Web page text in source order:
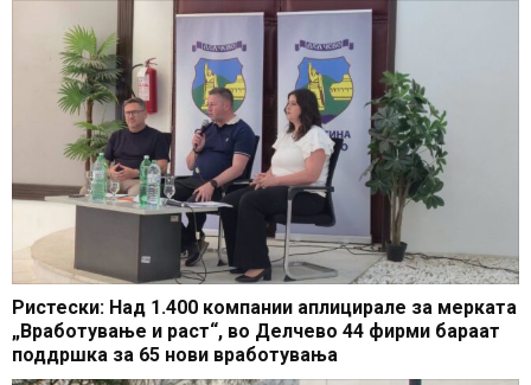
Ристески: Над 1.400 компании аплицирале за мерката
„Вработување и раст“, во Делчево 44 фирми бараат
поддршка за 65 нови вработувања